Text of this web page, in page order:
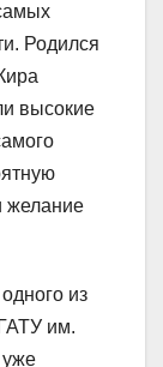
Родился
высокие
желание
из
им.